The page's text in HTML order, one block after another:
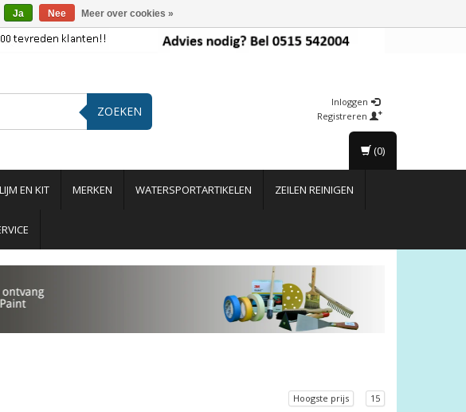
ZOEKEN
Inloggen
Registreren
LIJM EN KIT MERKEN WATERSPORTARTIKELEN ZEILEN REINIGEN
(0)
Hoogste prijs 15
Ja Nee Meer over cookies »